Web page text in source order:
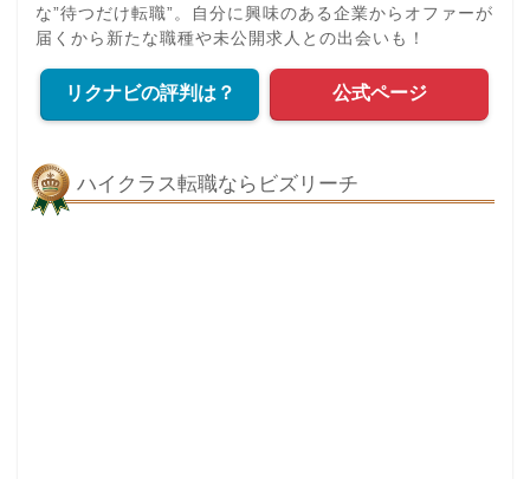
な”待つだけ転職”。自分に興味のある企業からオファーが
届くから新たな職種や未公開求人との出会いも！
リクナビの評判は？ 公式ページ
ハイクラス転職ならビズリーチ